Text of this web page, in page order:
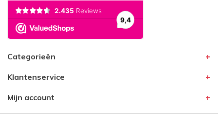
Categorieën
Klantenservice
Mijn account